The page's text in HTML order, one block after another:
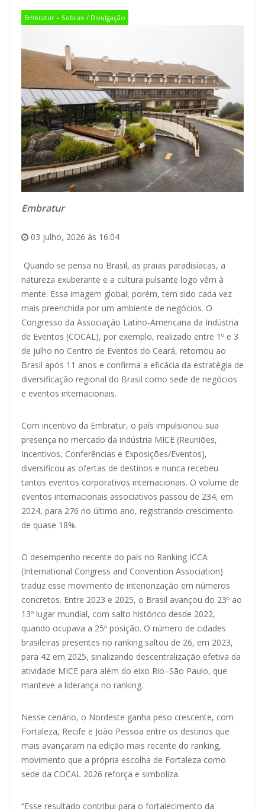
Embratur – Sebrae / Divulgação
Embratur
03 julho, 2026 às 16:04
Quando se pensa no Brasil, as praias paradisíacas, a
natureza exuberante e a cultura pulsante logo vêm à
mente. Essa imagem global, porém, tem sido cada vez
mais preenchida por um ambiente de negócios. O
Congresso da Associação Latino-Americana da Indústria
de Eventos (COCAL), por exemplo, realizado entre 1º e 3
de julho no Centro de Eventos do Ceará, retornou ao
Brasil após 11 anos e confirma a eficácia da estratégia de
diversificação regional do Brasil como sede de negócios
e eventos internacionais.
Com incentivo da Embratur, o país impulsionou sua
presença no mercado da indústria MICE (Reuniões,
Incentivos, Conferências e Exposições/Eventos),
diversificou as ofertas de destinos e nunca recebeu
tantos eventos corporativos internacionais. O volume de
eventos internacionais associativos passou de 234, em
2024, para 276 no último ano, registrando crescimento
de quase 18%.
O desempenho recente do país no Ranking ICCA
(International Congress and Convention Association)
traduz esse movimento de interiorização em números
concretos. Entre 2023 e 2025, o Brasil avançou do 23º ao
13º lugar mundial, com salto histórico desde 2022,
quando ocupava a 25ª posição. O número de cidades
brasileiras presentes no ranking saltou de 26, em 2023,
para 42 em 2025, sinalizando descentralização efetiva da
atividade MICE para além do eixo Rio–São Paulo, que
manteve a liderança no ranking.
Nesse cenário, o Nordeste ganha peso crescente, com
Fortaleza, Recife e João Pessoa entre os destinos que
mais avançaram na edição mais recente do ranking,
movimento que a própria escolha de Fortaleza como
sede da COCAL 2026 reforça e simboliza.
“Esse resultado contribui para o fortalecimento da